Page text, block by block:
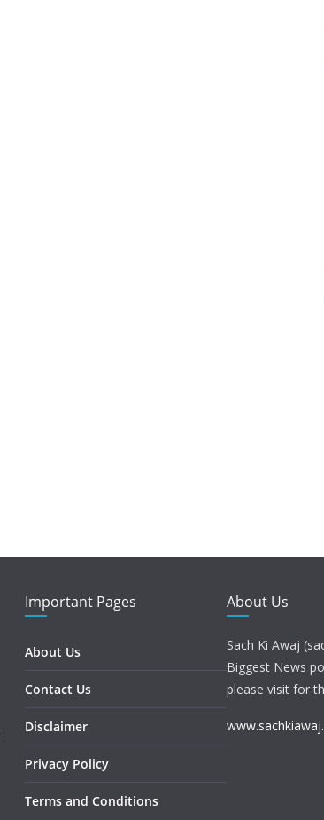
Important Pages
About Us
Contact Us
Disclaimer
Privacy Policy
Terms and Conditions
About Us
Sach Ki Awaj
Biggest News
please visit for